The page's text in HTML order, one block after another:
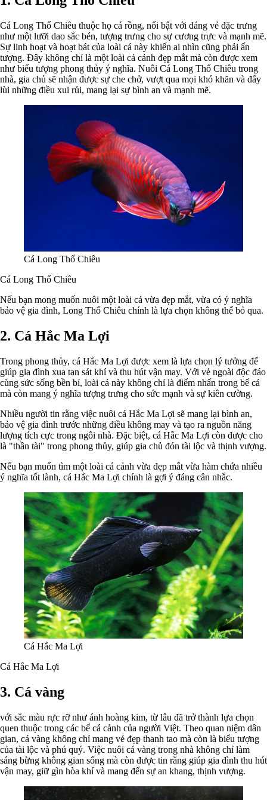
Cá Long Thổ Chiêu thuộc họ cá rồng, nổi bật với dáng vẻ đặc trưng
như một lưỡi dao sắc bén, tượng trưng cho sự cương trực và mạnh mẽ.
Sự linh hoạt và hoạt bát của loài cá này khiến ai nhìn cũng phải ấn
tượng. Đây không chỉ là một loài cá cảnh đẹp mắt mà còn được xem
như biểu tượng phong thủy ý nghĩa. Nuôi Cá Long Thổ Chiêu trong
nhà, gia chủ sẽ nhận được sự che chở, vượt qua mọi khó khăn và đẩy
lùi những điều xui rủi, mang lại sự bình an và mạnh mẽ.
Cá Long Thổ Chiêu
Cá Long Thổ Chiêu
Nếu bạn mong muốn nuôi một loài cá vừa đẹp mắt, vừa có ý nghĩa
bảo vệ gia đình, Long Thổ Chiêu chính là lựa chọn không thể bỏ qua.
2. Cá Hắc Ma Lợi
Trong phong thủy, cá Hắc Ma Lợi được xem là lựa chọn lý tưởng để
giúp gia đình xua tan sát khí và thu hút vận may. Với vẻ ngoài độc đáo
cùng sức sống bền bỉ, loài cá này không chỉ là điểm nhấn trong bể cá
mà còn mang ý nghĩa tượng trưng cho sức mạnh và sự kiên cường.
Nhiều người tin rằng việc nuôi cá Hắc Ma Lợi sẽ mang lại bình an,
bảo vệ gia đình trước những điều không may và tạo ra nguồn năng
lượng tích cực trong ngôi nhà. Đặc biệt, cá Hắc Ma Lợi còn được cho
là "thần tài" trong phong thủy, giúp gia chủ đón tài lộc và thịnh vượng.
Nếu bạn muốn tìm một loài cá cảnh vừa đẹp mắt vừa hàm chứa nhiều
ý nghĩa tốt lành, cá Hắc Ma Lợi chính là gợi ý đáng cân nhắc.
Cá Hắc Ma Lợi
Cá Hắc Ma Lợi
3. Cá vàng
với sắc màu rực rỡ như ánh hoàng kim, từ lâu đã trở thành lựa chọn
quen thuộc trong các bể cá cảnh của người Việt. Theo quan niệm dân
gian, cá vàng không chỉ mang vẻ đẹp thanh tao mà còn là biểu tượng
của tài lộc và phú quý. Việc nuôi cá vàng trong nhà không chỉ làm
sáng bừng không gian sống mà còn được tin rằng giúp gia đình thu hút
vận may, giữ gìn hòa khí và mang đến sự an khang, thịnh vượng.